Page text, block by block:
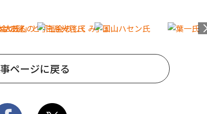
ページに戻る